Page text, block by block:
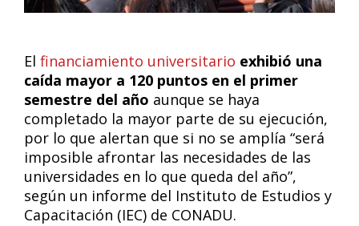
El financiamiento universitario exhibió una
caída mayor a 120 puntos en el primer
semestre del año aunque se haya
completado la mayor parte de su ejecución,
por lo que alertan que si no se amplía “será
imposible afrontar las necesidades de las
universidades en lo que queda del año”,
según un informe del Instituto de Estudios y
Capacitación (IEC) de CONADU.